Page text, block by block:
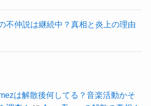
不仲説は継続中？真相と炎上の理由
は解散後何してる？音楽活動かそ